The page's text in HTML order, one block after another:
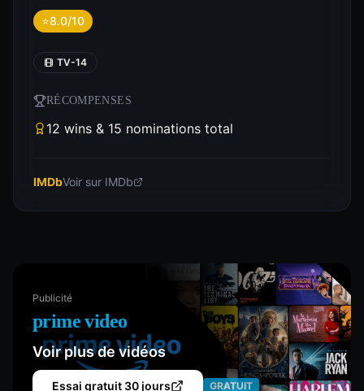
⭐8.0/10
TV-14
RÉCOMPENSES
12 wins & 15 nominations total
IMDbVoir sur IMDb
Publicité
prime video
Voir plus de vidéos
Essai gratuit 30 jours GRATUIT